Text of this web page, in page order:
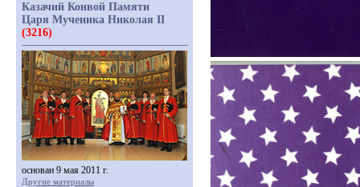
Казачий Конвой Памяти
Царя Мученика Николая II
(3216)
основан 9 мая 2011 г.
Другие материалы